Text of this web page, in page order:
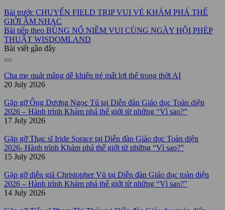
Bài trước CHUYẾN FIELD TRIP VUI VẺ KHÁM PHÁ THẾ
GIỚI ÂM NHẠC
Bài tiếp theo BÙNG NỔ NIỀM VUI CÙNG NGÀY HỘI PHÉP
THUẬT WISDOMLAND
Bài viết gần đây
Cha mẹ quát mắng dễ khiến trẻ mất lợi thế trong thời AI
20 July 2026
Gặp gỡ Ông Dương Ngọc Tú tại Diễn đàn Giáo dục Toàn diện
2026 – Hành trình Khám phá thế giới từ những “Vì sao?”
17 July 2026
Gặp gỡ Thạc sĩ Iride Sorace tại Diễn đàn Giáo dục Toàn diện
2026- Hành trình Khám phá thế giới từ những “Vì sao?”
15 July 2026
Gặp gỡ diễn giả Christopher Vũ tại Diễn đàn Giáo dục toàn diện
2026 – Hành trình Khám phá thế giới từ những “Vì sao?”
14 July 2026